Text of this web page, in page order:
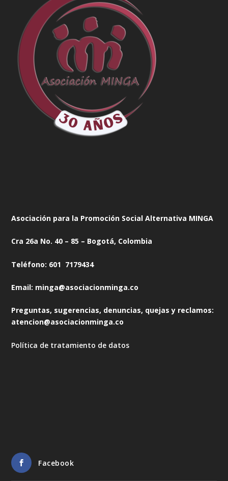
Asociación para la Promoción Social Alternativa MINGA
Cra 26a No. 40 – 85 – Bogotá, Colombia
Teléfono: 601 7179434
Email: minga@asociacionminga.co
Preguntas, sugerencias, denuncias, quejas y reclamos:
atencion@asociacionminga.co
Política de tratamiento de datos
Facebook